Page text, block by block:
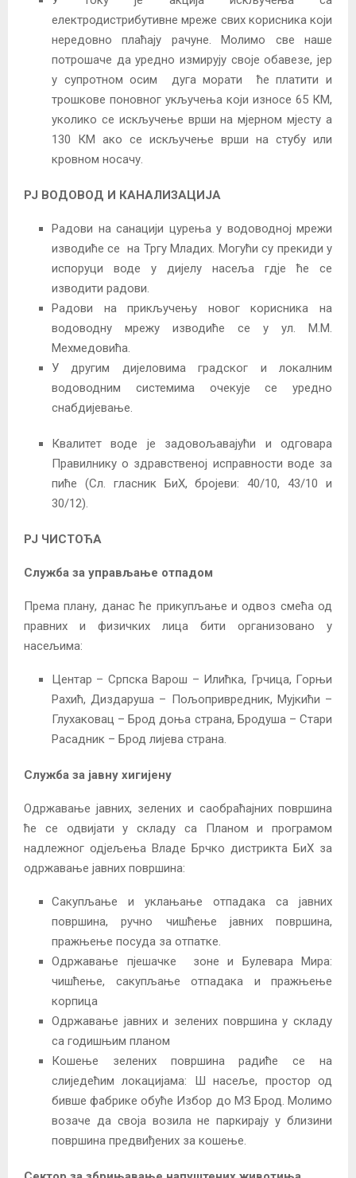
електродистрибутивне мреже свих корисника који
нередовно плаћају рачуне. Молимо све наше
потрошаче да уредно измирују своје обавезе, јер
у супротном осим дуга морати ће платити и
трошкове поновног укључења који износе 65 КМ,
уколико се искључење врши на мјерном мјесту а
130 КМ ако се искључење врши на стубу или
кровном носачу.
РЈ ВОДОВОД И КАНАЛИЗАЦИЈА
Радови на санацији цурења у водоводној мрежи
изводиће се на Тргу Младих. Могући су прекиди у
испоруци воде у дијелу насеља гдје ће се
изводити радови.
Радови на прикључењу новог корисника на
водоводну мрежу изводиће се у ул. М.М.
Мехмедовића.
У другим дијеловима градског и локалним
водоводним системима очекује се уредно
снабдијевање.
Квалитет воде је задовољавајући и одговара
Правилнику о здравственој исправности воде за
пиће (Сл. гласник БиХ, бројеви: 40/10, 43/10 и
30/12).
РЈ ЧИСТОЋА
Служба за управљање отпадом
Према плану, данас ће прикупљање и одвоз смећа од
правних и физичких лица бити организовано у
насељима:
Центар – Српска Варош – Илићка, Грчица, Горњи
Рахић, Диздаруша – Пољопривредник, Мујкићи –
Глухаковац – Брод доња страна, Бродуша – Стари
Расадник – Брод лијева страна.
Служба за јавну хигијену
Одржавање јавних, зелених и саобраћајних површина
ће се одвијати у складу са Планом и програмом
надлежног одјељења Владе Брчко дистрикта БиХ за
одржавање јавних површина:
Сакупљање и уклањање отпадака са јавних
површина, ручно чишћење јавних површина,
пражњење посуда за отпатке.
Одржавање пјешачке зоне и Булевара Мира:
чишћење, сакупљање отпадака и пражњење
корпица
Одржавање јавних и зелених површина у складу
са годишњим планом
Кошење зелених површина радиће се на
слиједећим локацијама: Ш насеље, простор од
бивше фабрике обуће Избор до МЗ Брод. Молимо
возаче да своја возила не паркирају у близини
површина предвиђених за кошење.